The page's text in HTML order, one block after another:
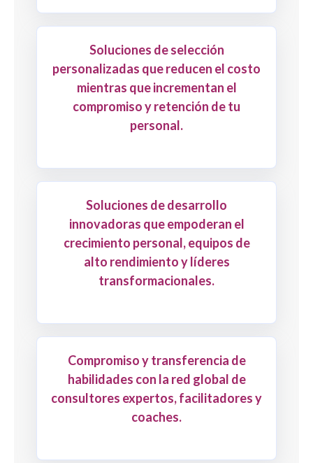
Soluciones de selección
personalizadas que reducen el costo
mientras que incrementan el
compromiso y retención de tu
personal.
Soluciones de desarrollo
innovadoras que empoderan el
crecimiento personal, equipos de
alto rendimiento y líderes
transformacionales.
Compromiso y transferencia de
habilidades con la red global de
consultores expertos, facilitadores y
coaches.